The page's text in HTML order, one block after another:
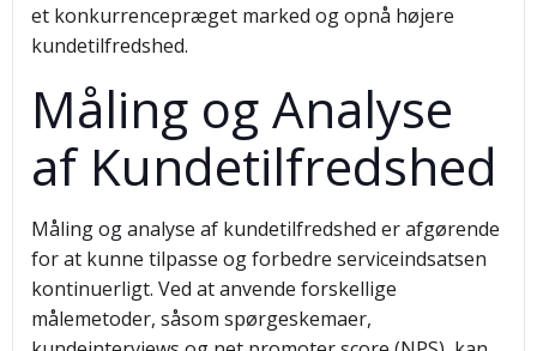
et konkurrencepræget marked og opnå højere
kundetilfredshed.
Måling og Analyse
af Kundetilfredshed
Måling og analyse af kundetilfredshed er afgørende
for at kunne tilpasse og forbedre serviceindsatsen
kontinuerligt. Ved at anvende forskellige
målemetoder, såsom spørgeskemaer,